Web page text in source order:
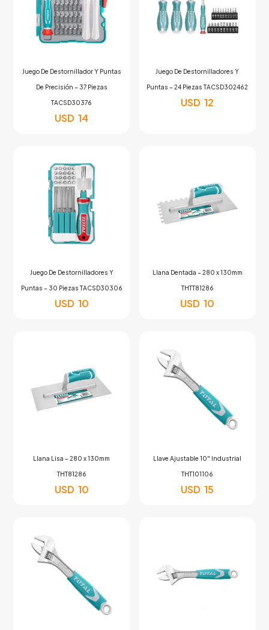
Juego De Destornillador Y Puntas
De Precisión – 37 Piezas
TACSD30376
USD 14
Juego De Destornilladores Y
Puntas – 24 Piezas TACSD302462
USD 12
Juego De Destornilladores Y
Puntas – 30 Piezas TACSD30306
USD 10
Llana Dentada – 280 x 130mm
THTT81286
USD 10
Llana Lisa – 280 x 130mm
THT81286
USD 10
Llave Ajustable 10″ Industrial
THT101106
USD 15